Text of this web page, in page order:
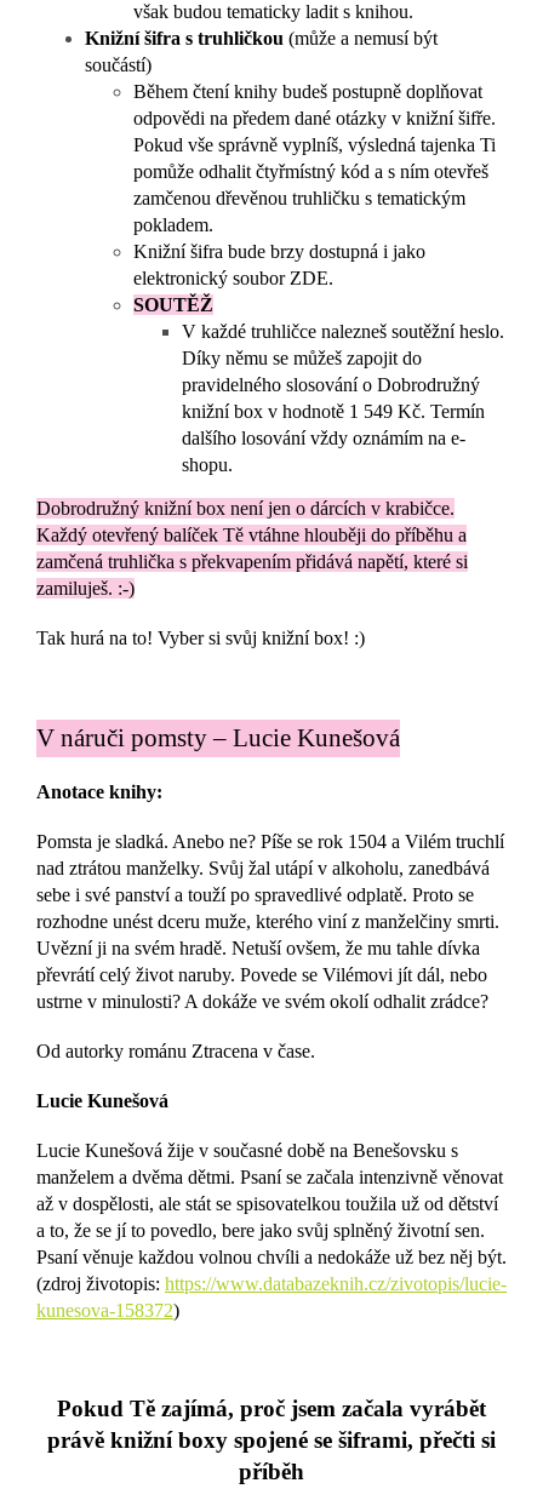
však budou tematicky ladit s knihou.
Knižní šifra s truhličkou (může a nemusí být
součástí)
Během čtení knihy budeš postupně doplňovat
odpovědi na předem dané otázky v knižní šifře.
Pokud vše správně vyplníš, výsledná tajenka Ti
pomůže odhalit čtyřmístný kód a s ním otevřeš
zamčenou dřevěnou truhličku s tematickým
pokladem.
Knižní šifra bude brzy dostupná i jako
elektronický soubor ZDE.
SOUTĚŽ
V každé truhličce nalezneš soutěžní heslo.
Díky němu se můžeš zapojit do
pravidelného slosování o Dobrodružný
knižní box v hodnotě 1 549 Kč. Termín
dalšího losování vždy oznámím na e-
shopu.
Dobrodružný knižní box není jen o dárcích v krabičce.
Každý otevřený balíček Tě vtáhne hlouběji do příběhu a
zamčená truhlička s překvapením přidává napětí, které si
zamiluješ. :-)
Tak hurá na to! Vyber si svůj knižní box! :)
V náruči pomsty – Lucie Kunešová
Anotace knihy:
Pomsta je sladká. Anebo ne? Píše se rok 1504 a Vilém truchlí
nad ztrátou manželky. Svůj žal utápí v alkoholu, zanedbává
sebe i své panství a touží po spravedlivé odplatě. Proto se
rozhodne unést dceru muže, kterého viní z manželčiny smrti.
Uvězní ji na svém hradě. Netuší ovšem, že mu tahle dívka
převrátí celý život naruby. Povede se Vilémovi jít dál, nebo
ustrne v minulosti? A dokáže ve svém okolí odhalit zrádce?
Od autorky románu Ztracena v čase.
Lucie Kunešová
Lucie Kunešová žije v současné době na Benešovsku s
manželem a dvěma dětmi. Psaní se začala intenzivně věnovat
až v dospělosti, ale stát se spisovatelkou toužila už od dětství
a to, že se jí to povedlo, bere jako svůj splněný životní sen.
Psaní věnuje každou volnou chvíli a nedokáže už bez něj být.
(zdroj životopis: https://www.databazeknih.cz/zivotopis/lucie-
kunesova-158372)
Pokud Tě zajímá, proč jsem začala vyrábět
právě knižní boxy spojené se šiframi, přečti si
příběh